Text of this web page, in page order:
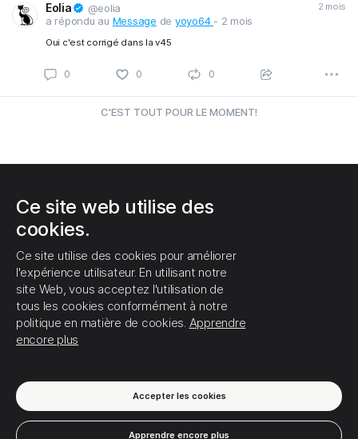
Eolia @eolia 2 mois
a répondu au Message de yoyo64 - 2 mois
Oui c'est corrigé dans la v45
0 0
C'EST TOUT POUR LE MOMENT!
Ce site web utilise des
cookies.
Ce site utilise des cookies pour améliorer
l'expérience utilisateur. En utilisant notre
site Web, vous acceptez l'utilisation de
tous les cookies conformément à notre
politique en matière de cookies. Apprendre
encore plus
Accepter les cookies
Apprendre encore plus